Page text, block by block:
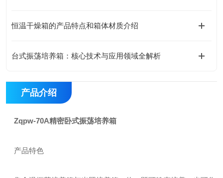
恒温干燥箱的产品特点和箱体材质介绍
台式振荡培养箱：核心技术与应用领域全解析
产品介绍
Zqpw-70A精密卧式振荡培养箱
产品特色